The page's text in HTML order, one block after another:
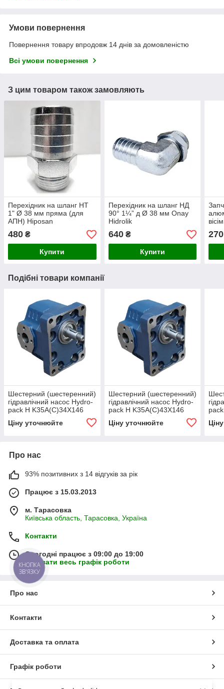
Умови повернення
Повернення товару впродовж 14 днів за домовленістю
Всі умови повернення
З цим товаром також замовляють
Перехідник на шланг НТ
1" Ø 38 мм пряма (для
АПН) Hiposan
480 ₴
Купити
Перехідник на шланг НД
90° 1¼” д Ø 38 мм Onay
Hidrolik
640₴
Купити
270
Подібні товари компанії
Шестерний (шестеренний)
гідравлічний насос Hydro-
pack H K35A(C)34X146
Ціну уточнюйте
Шестерний (шестеренний)
гідравлічний насос Hydro-
pack H K35A(C)43X146
Ціну уточнюйте
Про нас
93% позитивних з 14 відгуків за рік
Працює з 15.03.2013
м. Тарасовка
Київська область, Тарасовка, Україна
Контакти
Сьогодні працює з 09:00 до 19:00
Показати весь графік роботи
Про нас
Контакти
Доставка та оплата
Графік роботи
КНОПКА
ЗВ'ЯЗКУ